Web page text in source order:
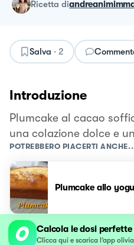
ricetta di
Salva · 2
Introduzione
Plumcake al cacao
una colazione dolce e
POTREBBERO PIACERTI
Plumcake allo
Calcola le dosi
Clicca qui e scarica l’app